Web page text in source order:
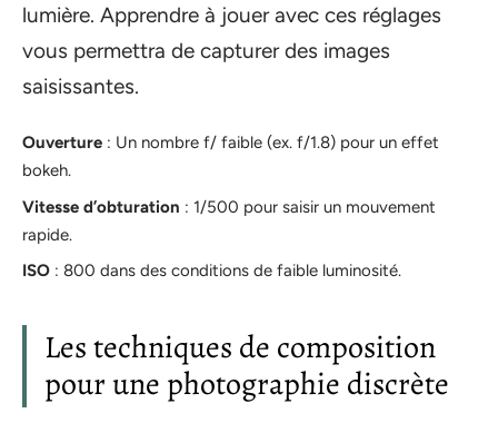
lumière. Apprendre à jouer avec ces réglages
vous permettra de capturer des images
saisissantes.
Ouverture : Un nombre f/ faible (ex. f/1.8) pour un effet
bokeh.
Vitesse d’obturation : 1/500 pour saisir un mouvement
rapide.
ISO : 800 dans des conditions de faible luminosité.
Les techniques de composition
pour une photographie discrète